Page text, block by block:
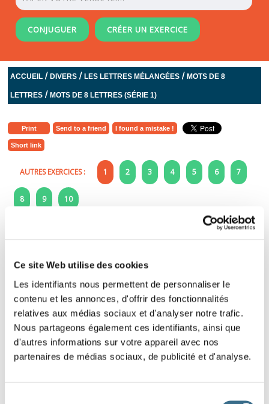
Ce site Web utilise des cookies
Les identifiants nous permettent de personnaliser le
contenu et les annonces, d'offrir des fonctionnalités
relatives aux médias sociaux et d'analyser notre trafic.
Nous partageons également ces identifiants, ainsi que
d'autres informations sur votre appareil avec nos
partenaires de médias sociaux, de publicité et d'analyse.
CONJUGUER CRÉER UN EXERCICE
ACCUEIL /DIVERS /LES LETTRES MÉLANGÉES /MOTS DE 8
LETTRES /MOTS DE 8 LETTRES (SÉRIE 1)
Print Send to a friend I found a mistake !
Short link
AUTRES EXERCICES : 1 2 3 4 5 6 7
8 9 10
Replace les lettres de ce mot dans le bon
ordre.
Indice : À déplacer
M